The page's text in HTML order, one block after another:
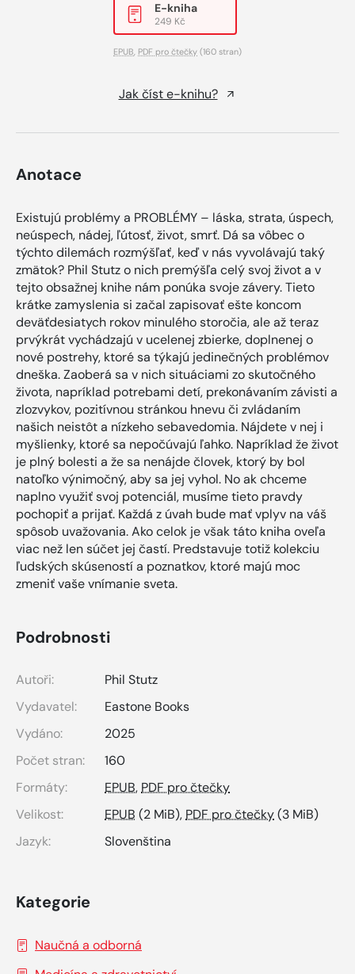
E-kniha
249 Kč
EPUB, PDF pro čtečky (160 stran)
Jak číst e-knihu?
Anotace
Existujú problémy a PROBLÉMY – láska, strata, úspech,
neúspech, nádej, ľútosť, život, smrť. Dá sa vôbec o
týchto dilemách rozmýšľať, keď v nás vyvolávajú taký
zmätok? Phil Stutz o nich premýšľa celý svoj život a v
tejto obsažnej knihe nám ponúka svoje závery. Tieto
krátke zamyslenia si začal zapisovať ešte koncom
deväťdesiatych rokov minulého storočia, ale až teraz
prvýkrát vychádzajú v ucelenej zbierke, doplnenej o
nové postrehy, ktoré sa týkajú jedinečných problémov
dneška. Zaoberá sa v nich situáciami zo skutočného
života, napríklad potrebami detí, prekonávaním závisti a
zlozvykov, pozitívnou stránkou hnevu či zvládaním
našich neistôt a nízkeho sebavedomia. Nájdete v nej i
myšlienky, ktoré sa nepočúvajú ľahko. Napríklad že život
je plný bolesti a že sa nenájde človek, ktorý by bol
natoľko výnimočný, aby sa jej vyhol. No ak chceme
naplno využiť svoj potenciál, musíme tieto pravdy
pochopiť a prijať. Každá z úvah bude mať vplyv na váš
spôsob uvažovania. Ako celok je však táto kniha oveľa
viac než len súčet jej častí. Predstavuje totiž kolekciu
ľudských skúseností a poznatkov, ktoré majú moc
zmeniť vaše vnímanie sveta.
Podrobnosti
Autoři:
Phil Stutz
Vydavatel:
Eastone Books
Vydáno:
2025
Počet stran:
160
Formáty:
EPUB,PDF pro čtečky
Velikost:
EPUB (2 MiB),PDF pro čtečky(3 MiB)
Jazyk:
Slovenština
Kategorie
Naučná a odborná